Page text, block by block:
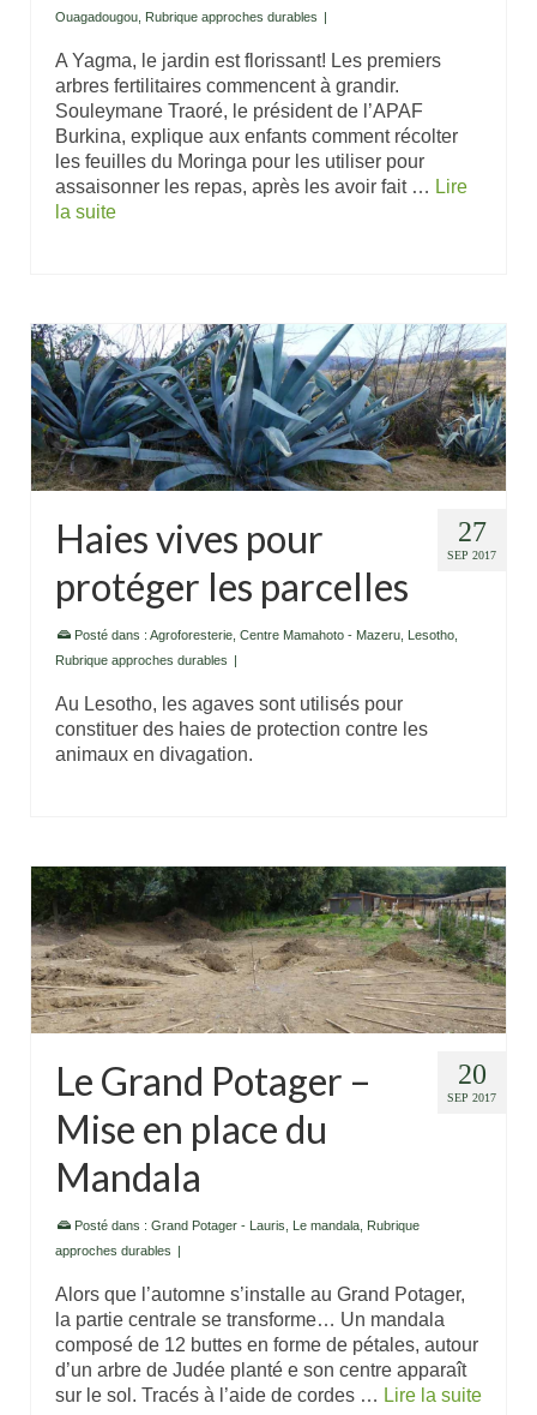
Ouagadougou Rubrique approches durables |
A Yagma, le jardin est florissant! Les premiers
arbres fertilitaires commencent à grandir.
Souleymane Traoré, le président de l’APAF
Burkina, explique aux enfants comment récolter
les feuilles du Moringa pour les utiliser pour
assaisonner les repas, après les avoir fait … Lire
la suite
27
SEP 2017
Haies vives pour
protéger les parcelles
Posté dans : Agroforesterie Centre Mamahoto - Mazeru Lesotho
Rubrique approches durables |
Au Lesotho, les agaves sont utilisés pour
constituer des haies de protection contre les
animaux en divagation.
20
SEP 2017
Le Grand Potager –
Mise en place du
Mandala
Posté dans : Grand Potager - Lauris Le mandala Rubrique
approches durables |
Alors que l’automne s’installe au Grand Potager,
la partie centrale se transforme… Un mandala
composé de 12 buttes en forme de pétales, autour
d’un arbre de Judée planté e son centre apparaît
sur le sol. Tracés à l’aide de cordes … Lire la suite